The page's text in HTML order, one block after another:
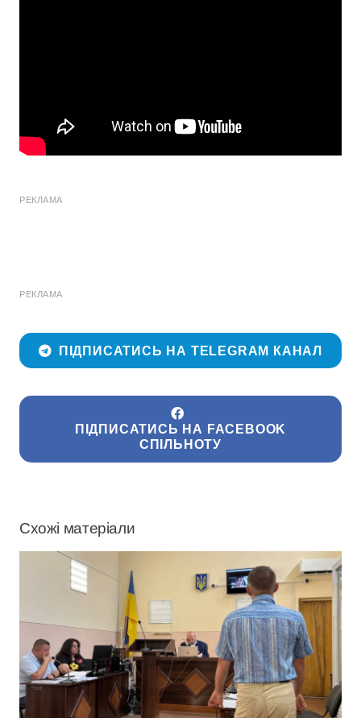
РЕКЛАМА
РЕКЛАМА
ПІДПИСАТИСЬ НА TELEGRAM КАНАЛ
ПІДПИСАТИСЬ НА FACEBOOK
СПІЛЬНОТУ
Схожі матеріали